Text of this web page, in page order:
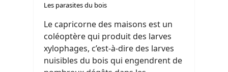
Les parasites du bois
Le capricorne des maisons est un
coléoptère qui produit des larves
xylophages, c’est-à-dire des larves
nuisibles du bois qui engendrent de